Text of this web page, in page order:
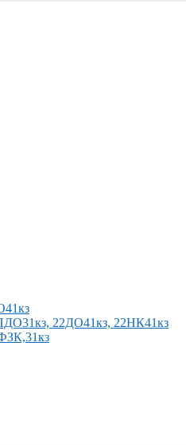
22ДО41кз, 22НК41кз